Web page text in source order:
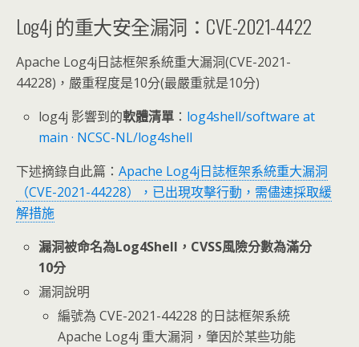
Log4j 的重大安全漏洞：CVE-2021-4422
Apache Log4j日誌框架系統重大漏洞(CVE-2021-
44228)，嚴重程度是10分(最嚴重就是10分)
log4j 影響到的軟體清單 ： log4shell/software at
main · NCSC-NL/log4shell
下述摘錄自此篇： Apache Log4j日誌框架系統重大漏洞
（CVE-2021-44228），已出現攻擊行動，需儘速採取緩
解措施
漏洞被命名為Log4Shell，CVSS風險分數為滿分
10分
漏洞說明
編號為 CVE-2021-44228 的日誌框架系統
Apache Log4j 重大漏洞，肇因於某些功能